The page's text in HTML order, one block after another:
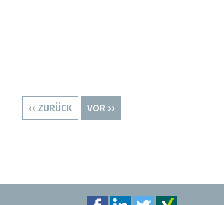
VORHERIGE
‹‹ ZURÜCK
NÄCHSTE
VOR ››